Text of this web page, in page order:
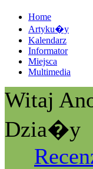
Home
Artyku�y
Kalendarz
Informator
Miejsca
Multimedia
Witaj
Dzia�y